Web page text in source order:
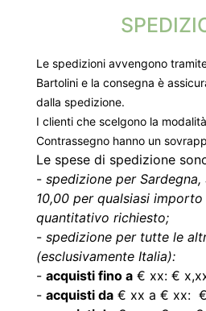
Le spedizioni avvengono
Bartolini e la consegna è
dalla spedizione.
I clienti che scelgono la
Contrassegno hanno un
Le spese di spedizione
- spedizione per
10,00 per qualsiasi
quantitativo richiesto;
- spedizione per tutte le
(esclusivamente Italia):
- acquisti fino a € xx: €
- acquisti da € xx a € xx: